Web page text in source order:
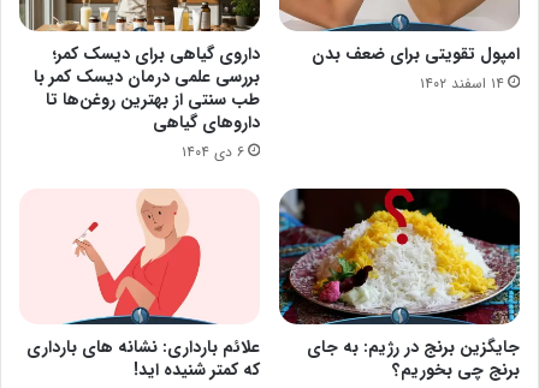
امپول تقویتی برای ضعف بدن
۱۴ اسفند ۱۴۰۲
داروی گیاهی برای دیسک کمر؛
بررسی علمی درمان دیسک کمر با
طب سنتی از بهترین روغن‌ها تا
داروهای گیاهی
۶ دی ۱۴۰۴
جایگزین برنج در رژیم: به جای
برنج چی بخوریم؟
علائم بارداری: نشانه های بارداری
که کمتر شنیده اید!